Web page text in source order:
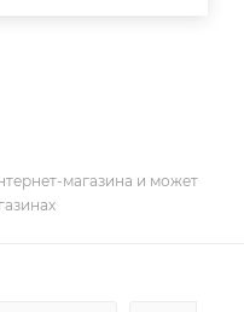
магазина и может